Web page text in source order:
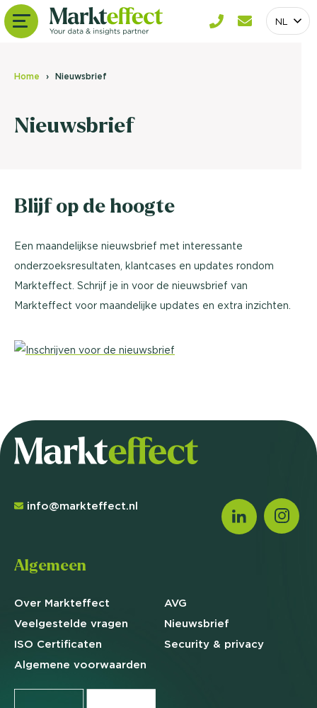
NL
Home Nieuwsbrief
Nieuwsbrief
Blijf op de hoogte
Een maandelijkse nieuwsbrief met interessante
onderzoeksresultaten, klantcases en updates rondom
Markteffect. Schrijf je in voor de nieuwsbrief van
Markteffect voor maandelijke updates en extra inzichten.
info@markteffect.nl
Algemeen
Over Markteffect
Veelgestelde vragen
ISO Certificaten
Algemene voorwaarden
AVG
Nieuwsbrief
Security & privacy